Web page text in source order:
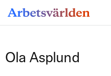
Ola Asplund